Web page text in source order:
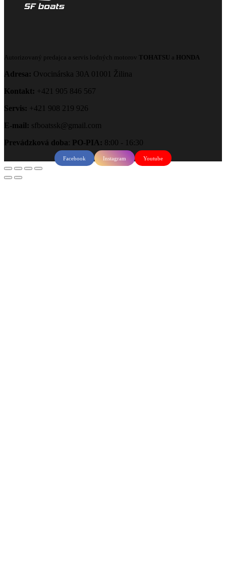
Autorizovaný predajca a servis lodných motorov TOHATSU a HONDA
Adresa: Ovocinárska 30A 01001 Žilina
Kontakt: +421 905 846 567
Servis: +421 908 219 926
E-mail: sfboatssk@gmail.com
Prevádzková doba: PO-PIA: 8:00 - 16:30
Facebook Instagram Youtube